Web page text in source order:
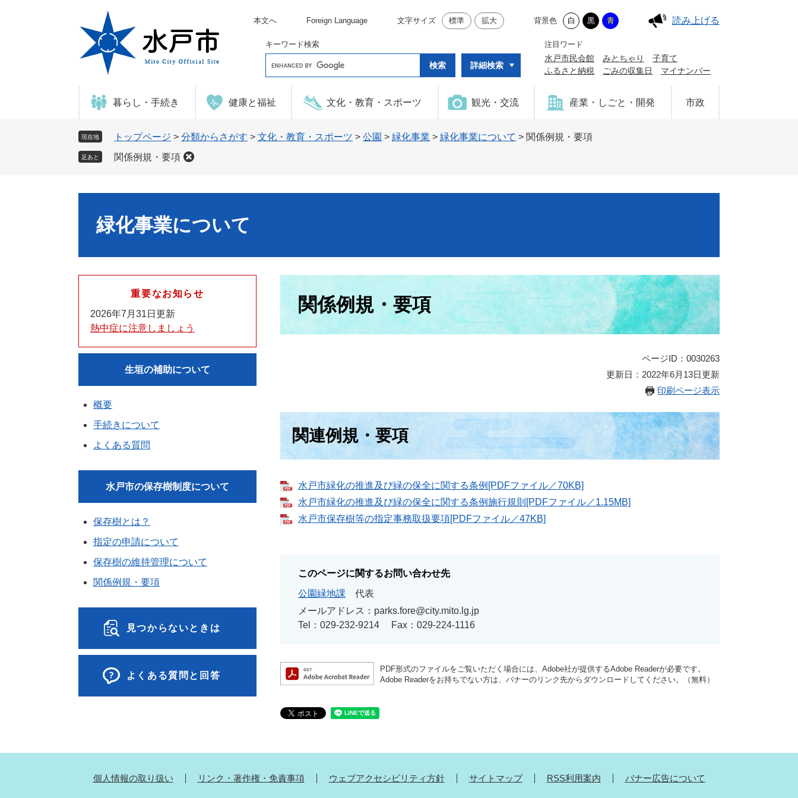
本文へ Foreign Language 文字サイズ 標準 拡大 背景色 白 黒 青 読み上げる
キーワード検索
o
e
タ
ム
詳細検索
注目ワード
水戸市民会館 みとちゃり
子育て
ふるさと納税
ごみの収集日 マイナンバー
暮らし・手続き 健康と福祉 文化・教育・スポーツ 観光・交流 産業・しごと・開発 市政
現在地 トップページ > 分類からさがす > 文化・教育・スポーツ > 公園 > 緑化事業 > 緑化事業について > 関係例規・要項
足あと 関係例規・要項
緑化事業について
関係例規・要項
ページID：0030263
更新日：2022年6月13日更新
印刷ページ表示
関連例規・要項
水戸市緑化の推進及び緑の保全に関する条例[PDFファイル／70KB]
水戸市緑化の推進及び緑の保全に関する条例施行規則[PDFファイル／1.15MB]
水戸市保存樹等の指定事務取扱要項[PDFファイル／47KB]
このページに関するお問い合わせ先
公園緑地課
代表
メールアドレス：parks.fore@city.mito.lg.jp
Tel：029-232-9214
Fax：029-224-1116
PDF形式のファイルをご覧いただく場合には、Adobe社が提供するAdobe Readerが必要です。
Adobe Readerをお持ちでない方は、バナーのリンク先からダウンロードしてください。（無料）
重要なお知らせ
2026年7月31日更新
熱中症に注意しましょう
生垣の補助について
概要
手続きについて
よくある質問
水戸市の保存樹制度について
保存樹とは？
指定の申請について
保存樹の維持管理について
関係例規・要項
見つからないときは
よくある質問と回答
個人情報の取り扱い リンク・著作権・免責事項 ウェブアクセシビリティ方針 サイトマップ RSS利用案内 バナー広告について